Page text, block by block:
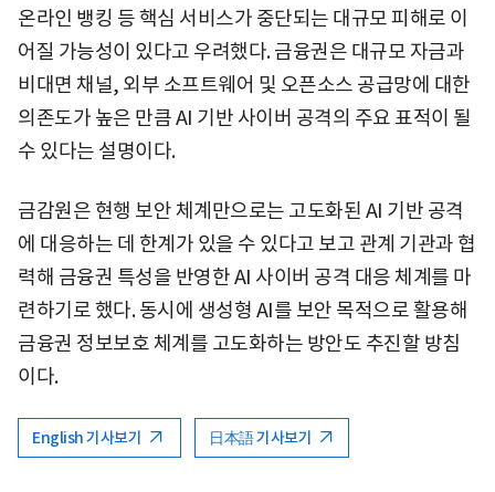
온라인 뱅킹 등 핵심 서비스가 중단되는 대규모 피해로 이
어질 가능성이 있다고 우려했다. 금융권은 대규모 자금과
비대면 채널, 외부 소프트웨어 및 오픈소스 공급망에 대한
의존도가 높은 만큼 AI 기반 사이버 공격의 주요 표적이 될
수 있다는 설명이다.
금감원은 현행 보안 체계만으로는 고도화된 AI 기반 공격
에 대응하는 데 한계가 있을 수 있다고 보고 관계 기관과 협
력해 금융권 특성을 반영한 AI 사이버 공격 대응 체계를 마
련하기로 했다. 동시에 생성형 AI를 보안 목적으로 활용해
금융권 정보보호 체계를 고도화하는 방안도 추진할 방침
이다.
English 기사보기 日本語 기사보기